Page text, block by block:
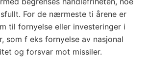
For de nærmeste ti årene er
til fornyelse eller investeringer i
som f eks fornyelse av nasjonal
og forsvar mot missiler.